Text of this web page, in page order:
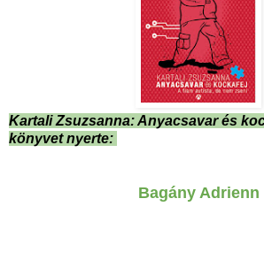
Kartali Zsuzsanna: Anyacsavar és
könyvet nyerte:
Bagány Adrienn